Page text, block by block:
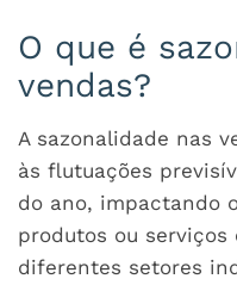
O que é
vendas?
A sazonalidade nas
às flutuações
do ano, impactando
produtos ou serviços
diferentes setores